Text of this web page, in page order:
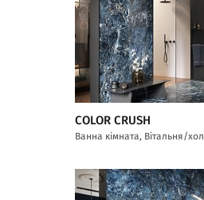
COLOR CRUSH
Ванна кімната, Вітальня/хол